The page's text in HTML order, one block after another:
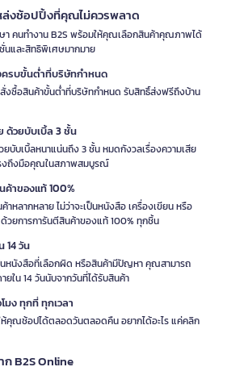
ล่งช้อปปิ้งที่คุณไม่ควรพลาด
า คนทำงาน B2S พร้อมให้คุณเลือกสินค้าคุณภาพได้
นและสิทธิพิเศษมากมาย
ครบขั้นต่ำที่บริษัทกำหนด
งซื้อสินค้าขั้นต่ำที่บริษัทกำหนด รับสิทธิ์ส่งฟรีถึงบ้าน
ด้วยบับเบิ้ล 3 ชั้น
บับเบิ้ลหนาแน่นถึง 3 ชั้น หมดกังวลเรื่องความเสีย
งถึงมือคุณในสภาพสมบูรณ์
าของแท้ 100%
หลากหลาย ไม่ว่าจะเป็นหนังสือ เครื่องเขียน หรือ
วยการการันตีสินค้าของแท้ 100% ทุกชิ้น
14 วัน
ป็นหนังสือที่เลือกผิด หรือสินค้ามีปัญหา คุณสามารถ
ยใน 14 วันนับจากวันที่ได้รับสินค้า
มง ทุกที่ ทุกเวลา
ห้คุณช้อปได้ตลอดวันตลอดคืน อยากได้อะไร แค่คลิก
B2S Online